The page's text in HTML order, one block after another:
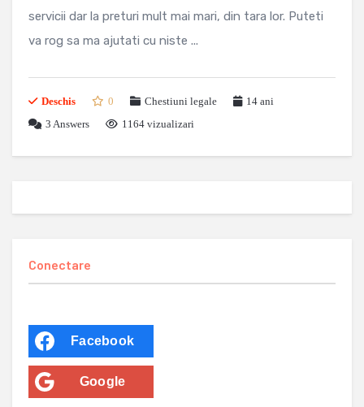
servicii dar la preturi mult mai mari, din tara lor. Puteti
va rog sa ma ajutati cu niste ...
Deschis 0 Chestiuni legale
14 ani
3 Answers 1164 vizualizari
Conectare
Facebook
Google